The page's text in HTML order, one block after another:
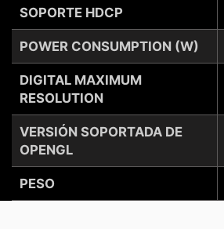
SOPORTE HDCP
POWER CONSUMPTION (W)
DIGITAL MAXIMUM
RESOLUTION
VERSIÓN SOPORTADA DE
OPENGL
PESO